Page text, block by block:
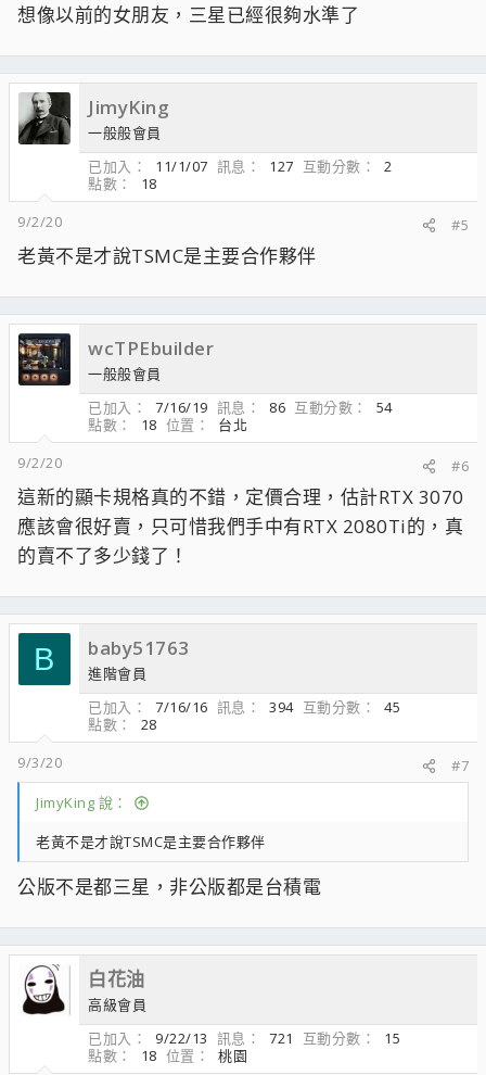
想像以前的女朋友，三星已經很夠水準了
JimyKing
一般般會員
已加入
11/1/07 訊息 127 互動分數
2
點數
18
9/2/20
#5
老黃不是才說TSMC是主要合作夥伴
wcTPEbuilder
一般般會員
已加入
7/16/19 訊息 86 互動分數
54
點數
18 位置
台北
9/2/20
#6
這新的顯卡規格真的不錯，定價合理，估計RTX 3070
應該會很好賣，只可惜我們手中有RTX 2080Ti的，真
的賣不了多少錢了！
B baby51763
進階會員
已加入
7/16/16 訊息 394 互動分數
45
點數
28
9/3/20
#7
JimyKing 說：
老黃不是才說TSMC是主要合作夥伴
公版不是都三星，非公版都是台積電
白花油
高級會員
已加入
9/22/13 訊息 721 互動分數
15
點數
18 位置 桃園